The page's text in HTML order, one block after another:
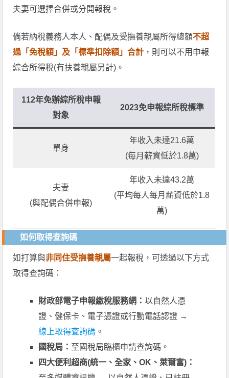
夫妻可選擇合併或分開報稅。
倘若納稅義務人本人、配偶及受撫養親屬所得總額不超
過「免稅額」及「標準扣除額」合計 ，則可以不用申報
綜合所得稅(有扶養親屬另計)。
112年免辦綜所稅申報
對象
2023免申報綜所稅標準
單身
年收入未達21.6萬
(每月薪資低於1.8萬)
夫妻
(與配偶合併申報)
年收入未達43.2萬
(平均每人每月薪資低於1.8
萬)
如何取得查詢碼
如打算與非同住受撫養親屬一起報稅，可透過以下方式
取得查詢碼：
財政部電子申報繳稅服務網：以自然人憑
證、健保卡、電子憑證或行動電話認證 →
線上取得查詢碼 。
國稅局： 至國稅局臨櫃申請查詢碼。
四大便利超商(統一、全家、OK、萊爾富)：